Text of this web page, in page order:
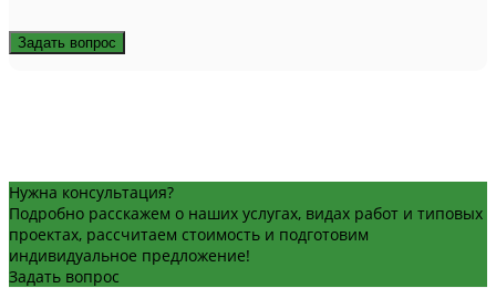
Задать вопрос
Нужна консультация?
Подробно расскажем о наших услугах, видах работ и типовых
проектах, рассчитаем стоимость и подготовим
индивидуальное предложение!
Задать вопрос